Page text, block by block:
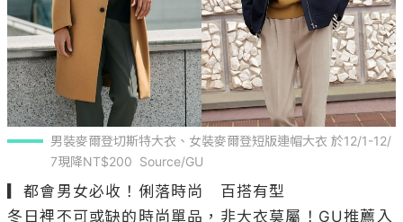
男裝麥爾登切斯特大衣、女裝麥爾登短版連帽大衣 於12/1-12/
7現降NT$200  Source/GU
▎都會男女必收！俐落時尚　百搭有型
冬日裡不可或缺的時尚單品，非大衣莫屬！GU推薦入